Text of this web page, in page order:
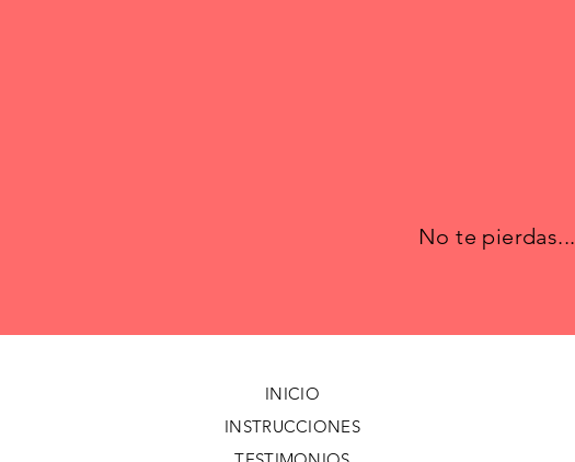
No te pierdas...
INICIO
INSTRUCCIONES